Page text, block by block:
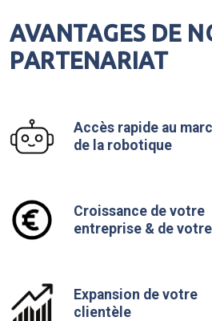
AVANTAGES DE
PARTENARIAT
Accès rapide au
de la robotique
Croissance de votre
entreprise & de
Expansion de votre
clientèle